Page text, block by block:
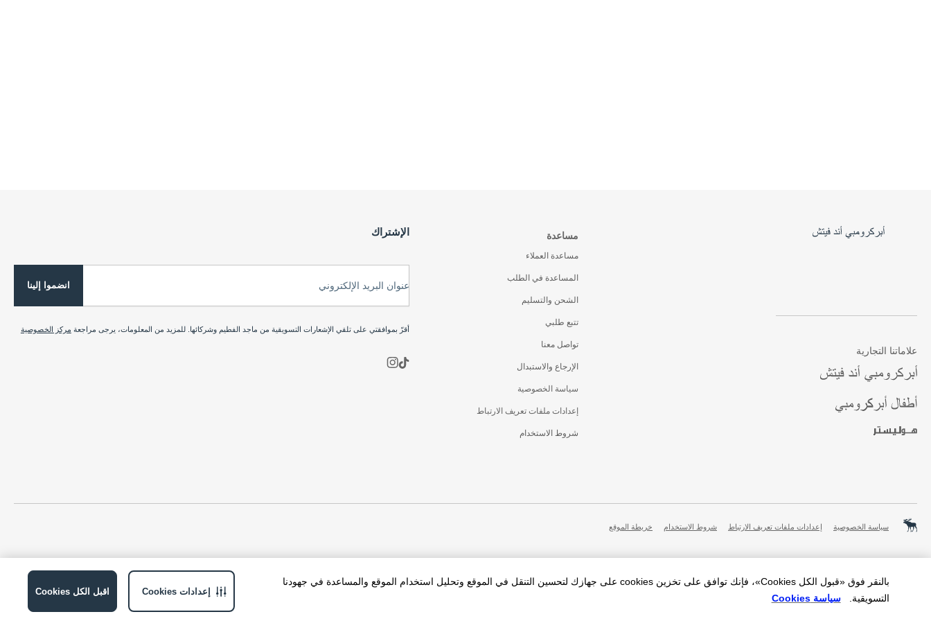
بالنقر فوق «قبول الكل Cookies»، فإنك توافق على تخزين cookies على جهازك لتحسين التنقل في الموقع وتحليل استخدام الموقع والمساعدة في جهودنا
التسويقية.
سياسة Cookies
اقبل الكل Cookies إعدادات Cookies
علاماتنا التجارية
مساعدة
مساعدة العملاء
المساعدة في الطلب
الشحن والتسليم
تتبع طلبي
تواصل معنا
الإرجاع والاستبدال
سياسة الخصوصية
إعدادات ملفات تعريف الارتباط
شروط الاستخدام
الإشتراك
عنوان البريد الإلكتروني انضموا إلينا
أقرّ بموافقتي على تلقي الإشعارات التسويقية من ماجد الفطيم وشركائها. للمزيد من المعلومات، يرجى مراجعة مركز الخصوصية
سياسة الخصوصية إعدادات ملفات تعريف الارتباط شروط الاستخدام خريطة الموقع